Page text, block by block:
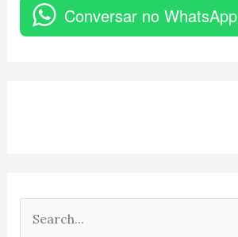
Conversar no WhatsApp